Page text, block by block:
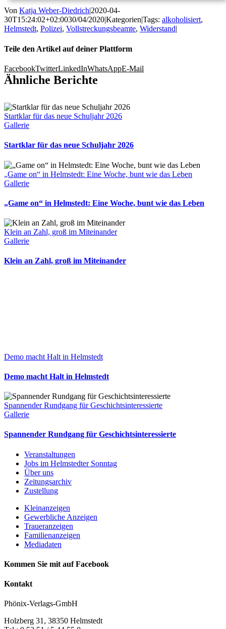
Von Katja Weber-Diedrich|2020-04-
30T15:24:02+02:0030/04/2020|Kategorien|Tags: alkoholisiert,
Helmstedt, Polizei, Vollstreckungsbeamte, Widerstand|
Teile den Artikel auf deiner Plattform
FacebookTwitterLinkedInWhatsAppE-Mail
Ähnliche Berichte
Startklar für das neue Schuljahr 2026
Gallerie
Startklar für das neue Schuljahr 2026
„Game on“ in Helmstedt: Eine Woche, bunt wie das Leben
Gallerie
„Game on“ in Helmstedt: Eine Woche, bunt wie das Leben
Klein an Zahl, groß im Miteinander
Gallerie
Klein an Zahl, groß im Miteinander
Demo macht Halt in Helmstedt
Demo macht Halt in Helmstedt
Spannender Rundgang für Geschichtsinteressierte
Gallerie
Spannender Rundgang für Geschichtsinteressierte
Veranstaltungen
Jobs im Helmstedter Sonntag
Über uns
Zeitungsarchiv
Zustellung
Kleinanzeigen
Gewerbliche Anzeigen
Traueranzeigen
Familienanzeigen
Mediadaten
Kommen Sie mit auf Facebook
Kontakt
Phönix-Verlags-GmbH
Holzberg 31, 38350 Helmstedt